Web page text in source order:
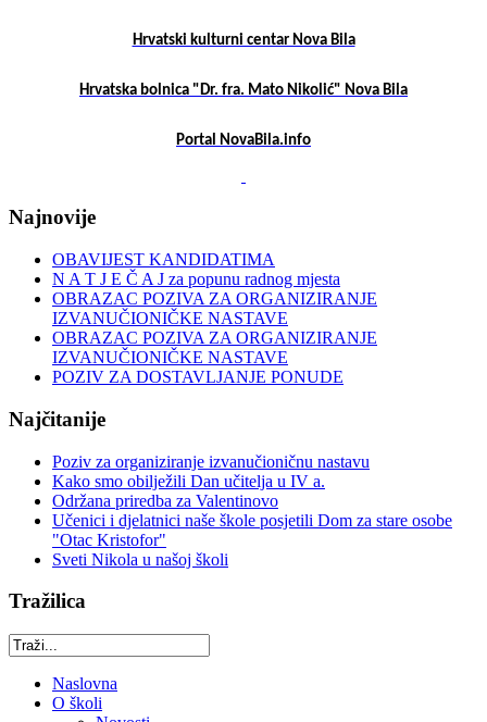
Hrvatski kulturni centar Nova Bila
Hrvatska bolnica "Dr. fra. Mato Nikolić" Nova Bila
Portal NovaBila.info
Najnovije
OBAVIJEST KANDIDATIMA
N A T J E Č A J za popunu radnog mjesta
OBRAZAC POZIVA ZA ORGANIZIRANJE
IZVANUČIONIČKE NASTAVE
OBRAZAC POZIVA ZA ORGANIZIRANJE
IZVANUČIONIČKE NASTAVE
POZIV ZA DOSTAVLJANJE PONUDE
Najčitanije
Poziv za organiziranje izvanučioničnu nastavu
Kako smo obilježili Dan učitelja u IV a.
Održana priredba za Valentinovo
Učenici i djelatnici naše škole posjetili Dom za stare osobe
"Otac Kristofor"
Sveti Nikola u našoj školi
Tražilica
Naslovna
O školi